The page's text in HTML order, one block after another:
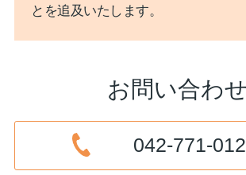
とを追及いたします。
お問い合わせ
042-771-